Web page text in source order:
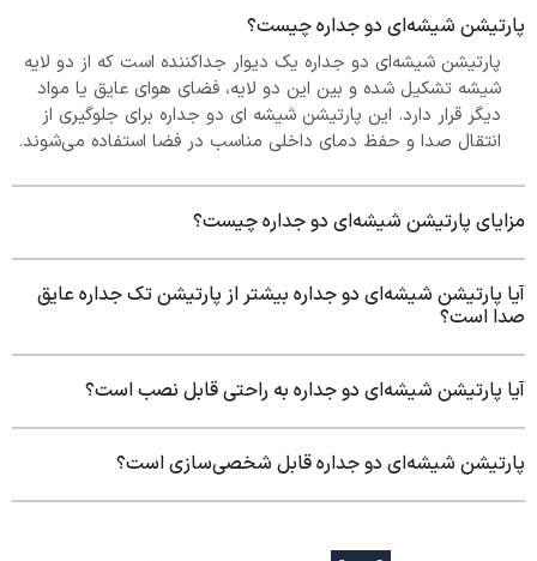
پارتیشن شیشه‌ای دو جداره چیست؟
پارتیشن شیشه‌ای دو جداره یک دیوار جداکننده است که از دو لایه
شیشه تشکیل شده و بین این دو لایه، فضای هوای عایق یا مواد
دیگر قرار دارد. این پارتیشن شیشه ای دو جداره برای جلوگیری از
انتقال صدا و حفظ دمای داخلی مناسب در فضا استفاده می‌شوند.
مزایای پارتیشن شیشه‌ای دو جداره چیست؟
آیا پارتیشن شیشه‌ای دو جداره بیشتر از پارتیشن تک جداره عایق
صدا است؟
آیا پارتیشن شیشه‌ای دو جداره به راحتی قابل نصب است؟
پارتیشن شیشه‌ای دو جداره قابل شخصی‌سازی است؟